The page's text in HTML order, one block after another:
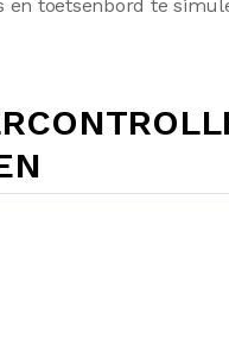
toetsenbord te